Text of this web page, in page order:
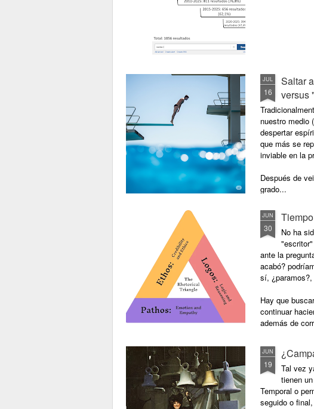
JUL
16
Saltar
versus
nuestro medio
despertar
que más se
inviable en la
Después de
grado...
JUN
30
No ha
ante la
acabó?
sí,
Hay que
continuar
además de
JUN
19
Tal vez
tienen
Temporal o
seguido o